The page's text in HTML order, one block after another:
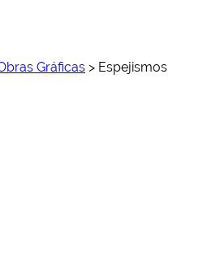
Gráficas > Espejismos